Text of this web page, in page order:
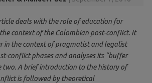
deals with the role of education for
context of the Colombian post-conflict. It
in the context of pragmatist and legalist
conflict phases and analyses its “buffer
two. A brief introduction to the history of
is followed by theoretical